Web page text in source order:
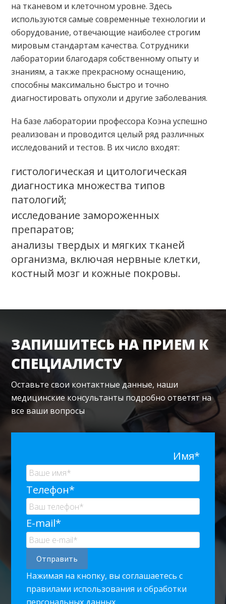
на тканевом и клеточном уровне. Здесь
используются самые современные технологии и
оборудование, отвечающие наиболее строгим
мировым стандартам качества. Сотрудники
лаборатории благодаря собственному опыту и
знаниям, а также прекрасному оснащению,
способны максимально быстро и точно
диагностировать опухоли и другие заболевания.
На базе лаборатории профессора Коэна успешно
реализован и проводится целый ряд различных
исследований и тестов. В их число входят:
гистологическая и цитологическая
диагностика множества типов
патологий;
исследование замороженных
препаратов;
анализы твердых и мягких тканей
организма, включая нервные клетки,
костный мозг и кожные покровы.
ЗАПИШИТЕСЬ НА ПРИЕМ К
СПЕЦИАЛИСТУ
Оставьте свои контактные данные, наши
медицинские консультанты подробно ответят на
все ваши вопросы
Имя*
Телефон*
E-mail*
Нажимая на кнопку, вы соглашаетесь с
правилами использования и обработки